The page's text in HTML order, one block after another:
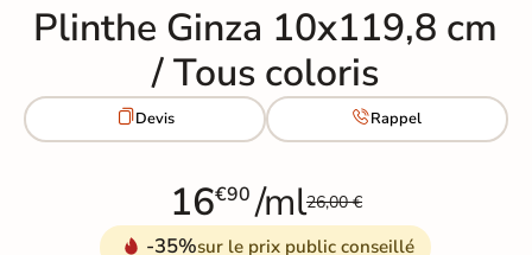
Plinthe Ginza 10x119,8 cm
/ Tous coloris
Devis Rappel
16€90 /ml26,00 €
-35%sur le prix public conseillé